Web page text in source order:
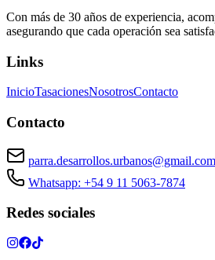
Con más de 30 años de experiencia,
asegurando que cada operación sea
Links
InicioTasacionesNosotrosContacto
Contacto
parra.desarrollos.urbanos@gmail.com
Whatsapp: +54 9 11 5063-7874
Redes sociales